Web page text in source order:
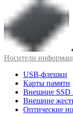
Носители
USB-флешки
Карты памяти
Внешние SSD
Внешние
Оптические